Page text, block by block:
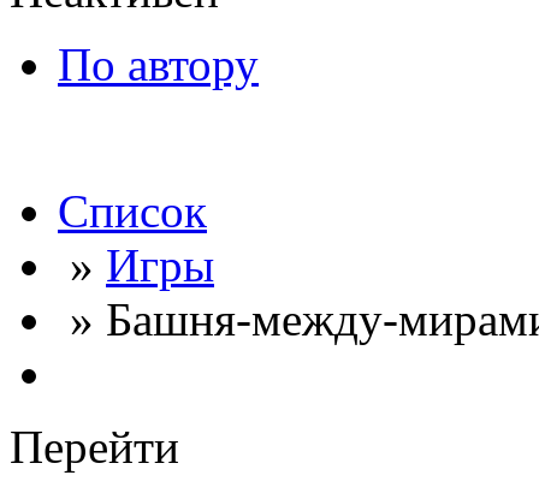
По автору
Список
» Игры
» Башня-между-
Перейти